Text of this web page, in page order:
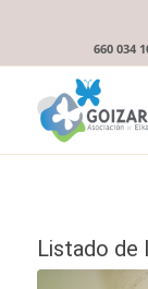
660 034
Listado de